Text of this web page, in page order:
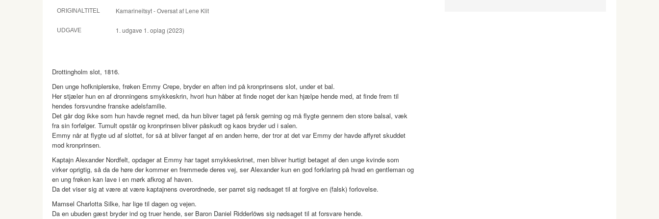
ORIGINALTITEL Kamarineitsyt - Oversat af Lene Klit
UDGAVE 1. udgave 1. oplag (2023)
Drottingholm slot, 1816.
Den unge hofkniplerske, frøken Emmy Crepe, bryder en aften ind på kronprinsens slot, under et bal.
Her stjæler hun en af dronningens smykkeskrin, hvori hun håber at finde noget der kan hjælpe hende med, at finde frem til
hendes forsvundne franske adelsfamilie.
Det går dog ikke som hun havde regnet med, da hun bliver taget på fersk gerning og må flygte gennem den store balsal, væk
fra sin forfølger. Tumult opstår og kronprinsen bliver påskudt og kaos bryder ud i salen.
Emmy når at flygte ud af slottet, for så at bliver fanget af en anden herre, der tror at det var Emmy der havde affyret skuddet
mod kronprinsen.
Kaptajn Alexander Nordfelt, opdager at Emmy har taget smykkeskrinet, men bliver hurtigt betaget af den unge kvinde som
virker oprigtig, så da de høre der kommer en fremmede deres vej, ser Alexander kun en god forklaring på hvad en gentleman og
en ung frøken kan lave i en mørk afkrog af haven.
Da det viser sig at være at være kaptajnens overordnede, ser parret sig nødsaget til at forgive en (falsk) forlovelse.
Mamsel Charlotta Silke, har lige til dagen og vejen.
Da en ubuden gæst bryder ind og truer hende, ser Baron Daniel Ridderlöws sig nødsaget til at forsvare hende.